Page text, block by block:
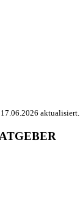
aktualisiert.